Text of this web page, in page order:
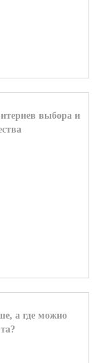
выбора и
а где можно